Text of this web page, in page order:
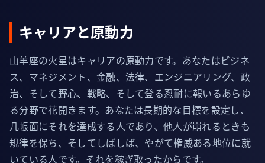
キャリアと原動力
山羊座の火星はキャリアの原動力です。あなたはビジネ
ス、マネジメント、金融、法律、エンジニアリング、政
治、そして野心、戦略、そして登る忍耐に報いるあらゆ
る分野で花開きます。あなたは長期的な目標を設定し、
几帳面にそれを達成する人であり、他人が崩れるときも
規律を保ち、そしてしばしば、やがて権威ある地位に就
いている人です。それを稼ぎ取ったからです。